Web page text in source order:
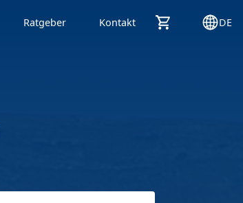
Ratgeber Kontakt DE